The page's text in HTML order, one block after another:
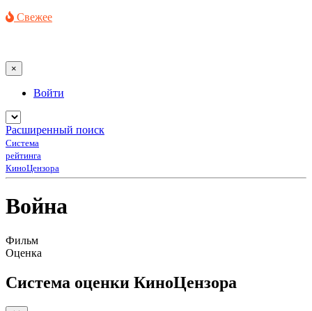
Свежее
×
Войти
Расширенный поиск
Система
рейтинга
КиноЦензора
Война
Фильм
Оценка
Система оценки КиноЦензора